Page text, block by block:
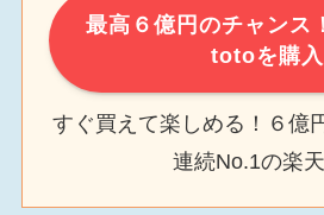
最高６億円のチャンス
totoを購入
すぐ買えて楽しめる！６億
連続No.1の楽